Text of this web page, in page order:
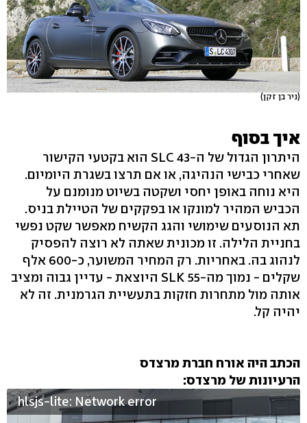
(ניר בן זקן)
איך בסוף
היתרון הגדול של ה-SLC 43 הוא בקטעי הקישור
שאחרי כבישי הנהיגה, או אם תרצו בשגרת היומיום.
היא נוחה באופן יחסי ושקטה בשיוט מנומנם על
הכביש המהיר למונקו או בפקקים של הטיילת בניס.
תא הנוסעים שימושי והגג הקשיח מאפשר שקט נפשי
בחניית הלילה. זו מכונית שאתה לא רוצה להפסיק
לנהוג בה. באחריות. רק המחיר המשוער, כ-600 אלף
שקלים - נמוך מה-SLK 55 היוצאת - עדיין גבוה ומציב
אותה מול מתחרות חזקות בתעשיית הגרמנית. זה לא
יהיה קל.
הכתב היה אורח חברת מרצדס
הרעיונות של מרצדס:
hlsjs-lite: Network error